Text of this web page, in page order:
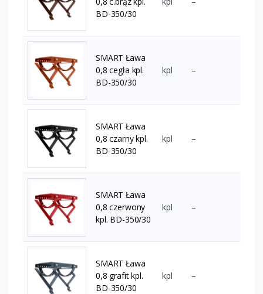
BD-350/30
SMART Ława
0,8 cegła kpl.
BD-350/30
kpl –
SMART Ława
0,8 czarny kpl.
BD-350/30
kpl –
SMART Ława
0,8 czerwony
kpl. BD-350/30
kpl –
SMART Ława
0,8 grafit kpl.
BD-350/30
kpl –